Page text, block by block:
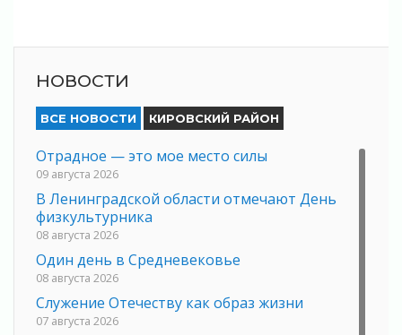
НОВОСТИ
ВСЕ НОВОСТИ КИРОВСКИЙ РАЙОН
Отрадное — это мое место силы
09 августа 2026
В Ленинградской области отмечают День
физкультурника
08 августа 2026
Один день в Средневековье
08 августа 2026
Служение Отечеству как образ жизни
07 августа 2026